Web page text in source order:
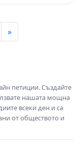
»
петиции. Създайте
нашата мощна
всеки ден и са
от обществото и